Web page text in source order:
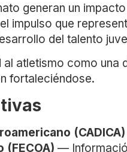
generan un
impulso que
del talento
atletismo como
fortaleciéndose.
(CADICA)
—